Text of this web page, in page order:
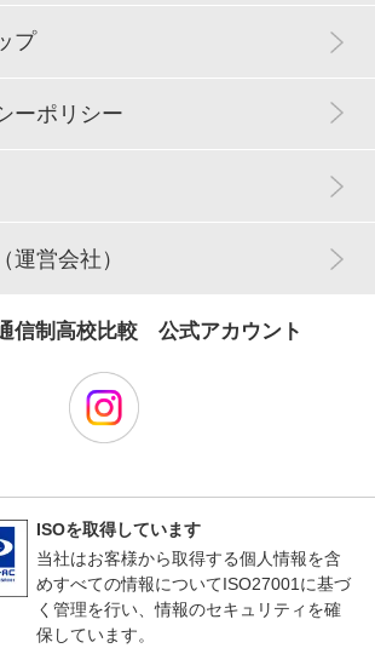
プ
ーポリシー
運営会社）
信制高校比較 公式アカウント
ISOを取得しています
当社はお客様から取得する個人情報を含
めすべての情報についてISO27001に基づ
く管理を行い、情報のセキュリティを確
保しています。